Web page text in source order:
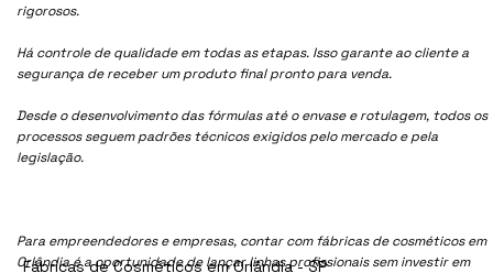
rigorosos.
Há controle de qualidade em todas as etapas. Isso garante ao cliente a
segurança de receber um produto final pronto para venda.
Desde o desenvolvimento das fórmulas até o envase e rotulagem, todos os
processos seguem padrões técnicos exigidos pelo mercado e pela
legislação.
Para empreendedores e empresas, contar com fábricas de cosméticos em
Orlândia é a oportunidade de lançar linhas profissionais sem investir em
Fábricas de Cosméticos em Orlândia - SP